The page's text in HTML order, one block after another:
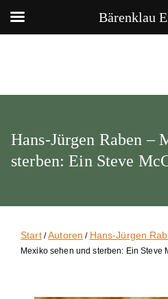
Hans-Jürgen Raben –
sterben: Ein Steve
Start/Autoren / Hans-Jürgen
Mexiko sehen und sterben: Ein Steve
Bärenklau